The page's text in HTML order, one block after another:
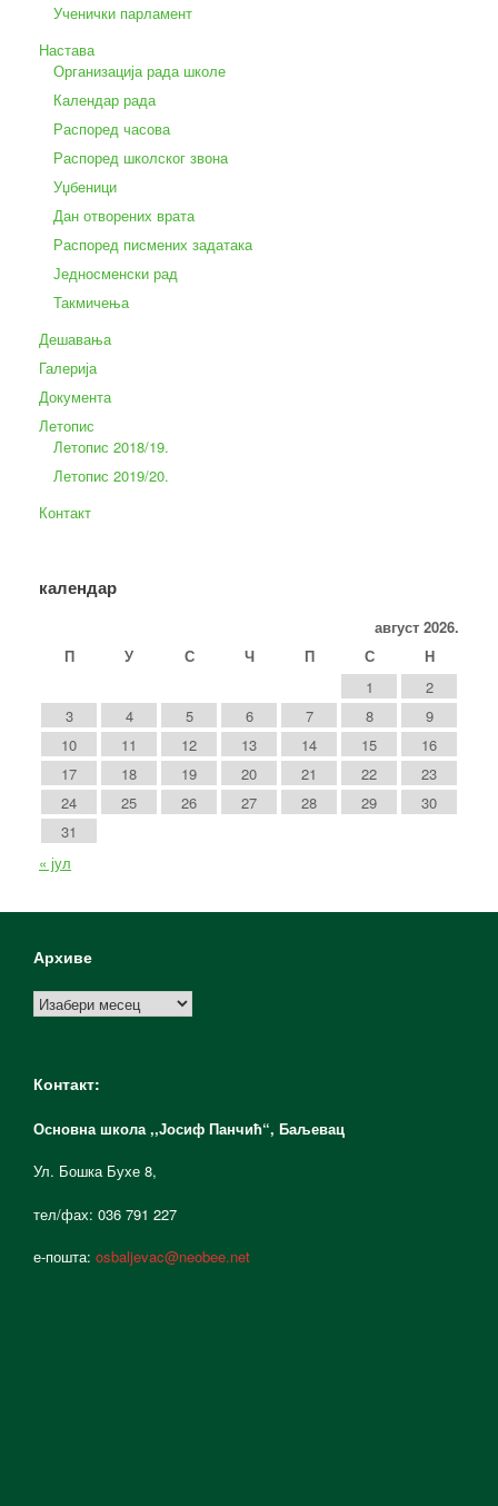
Ученички парламент
Настава
Организација рада школе
Календар рада
Распоред часова
Распоред школског звона
Уџбеници
Дан отворених врата
Распоред писмених задатака
Једносменски рад
Такмичења
Дешавања
Галерија
Документа
Летопис
Летопис 2018/19.
Летопис 2019/20.
Контакт
календар
август 2026.
П
У С Ч П С
Н
1
2
3
4 5 6 7 8
9
10
11 12 13 14 15
16
17
18 19 20 21 22
23
24
25 26 27 28 29
30
31
« јул
Архиве
Архиве
Контакт:
Основна школа ,,Јосиф Панчић“, Баљевац
Ул. Бошка Бухе 8,
тел/фах: 036 791 227
е-пошта: osbaljevac@neobee.net